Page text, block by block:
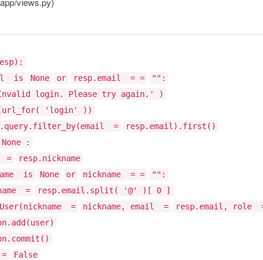
is None or resp.email = =
"":
login. Please try again.'
)
'login'
))
=
resp.email).first()
None
:
=
resp.nickname
is None or nickname = =
"":
= resp.email.split( '@' )[ 0
]
User(nickname = nickname, email = resp.email, role
=
False